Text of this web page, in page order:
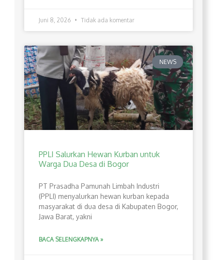
Juni 8, 2026 Tidak ada komentar
NEWS
PPLI Salurkan Hewan Kurban untuk
Warga Dua Desa di Bogor
PT Prasadha Pamunah Limbah Industri
(PPLI) menyalurkan hewan kurban kepada
masyarakat di dua desa di Kabupaten Bogor,
Jawa Barat, yakni
BACA SELENGKAPNYA »